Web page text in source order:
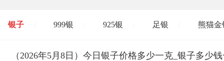
银子 999银 925银 足银 熊猫金
开国纪念币 大清银币 / 长城币 / 老
（2026年5月8日）今日银子价格多少一克_银子多少